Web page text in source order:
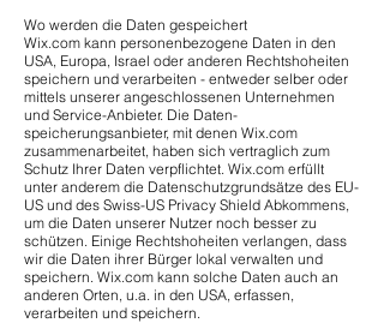
Wo werden die Daten gespeichert
Wix.com kann personenbezogene Daten in den
USA, Europa, Israel oder anderen Rechtshoheiten
speichern und verarbeiten - entweder selber oder
mittels unserer angeschlossenen Unternehmen
und Service-Anbieter. Die Daten-
speicherungsanbieter, mit denen Wix.com
zusammenarbeitet, haben sich vertraglich zum
Schutz Ihrer Daten verpflichtet. Wix.com erfüllt
unter anderem die Datenschutzgrundsätze des EU-
US und des Swiss-US Privacy Shield Abkommens,
um die Daten unserer Nutzer noch besser zu
schützen. Einige Rechtshoheiten verlangen, dass
wir die Daten ihrer Bürger lokal verwalten und
speichern. Wix.com kann solche Daten auch an
anderen Orten, u.a. in den USA, erfassen,
verarbeiten und speichern.